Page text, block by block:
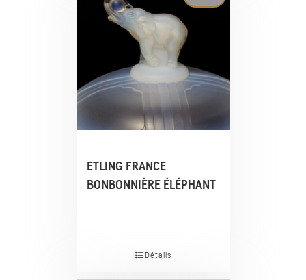
ETLING FRANCE
BONBONNIÈRE ÉLÉPHANT
Détails